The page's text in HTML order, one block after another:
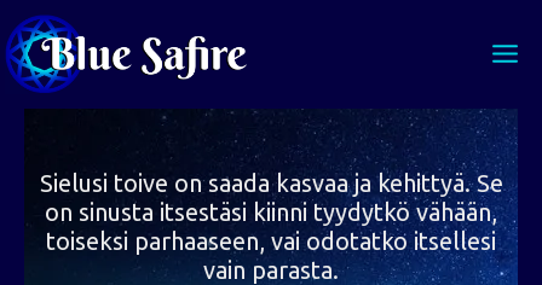
Siirry
sisältöön
Sielusi toive on saada kasvaa ja kehittyä. Se
on sinusta itsestäsi kiinni tyydytkö vähään,
toiseksi parhaaseen, vai odotatko itsellesi
vain parasta.